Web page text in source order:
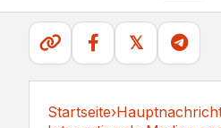
𝕏
Startseite›